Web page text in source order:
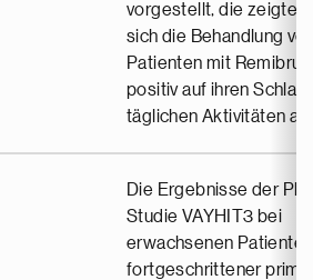
vorgestellt, die
sich die Behandlung
Patienten mit
positiv auf ihren Schlaf
täglichen Aktivitäten
Die Ergebnisse der
Studie VAYHIT3 bei
erwachsenen
fortgeschrittener